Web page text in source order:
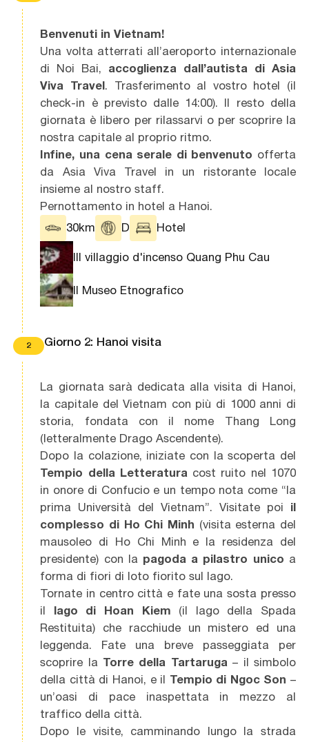
Benvenuti in Vietnam!
Una volta atterrati all’aeroporto internazionale
di Noi Bai, accoglienza dall’autista di Asia
Viva Travel. Trasferimento al vostro hotel (il
check-in è previsto dalle 14:00). Il resto della
giornata è libero per rilassarvi o per scoprire la
nostra capitale al proprio ritmo.
Infine, una cena serale di benvenuto offerta
da Asia Viva Travel in un ristorante locale
insieme al nostro staff.
Pernottamento in hotel a Hanoi.
30km
D Hotel
IIl villaggio d'incenso Quang Phu Cau
Il Museo Etnografico
2 Giorno 2: Hanoi visita
La giornata sarà dedicata alla visita di Hanoi,
la capitale del Vietnam con più di 1000 anni di
storia, fondata con il nome Thang Long
(letteralmente Drago Ascendente).
Dopo la colazione, iniziate con la scoperta del
Tempio della Letteratura cost ruito nel 1070
in onore di Confucio e un tempo nota come “la
prima Università del Vietnam”. Visitate poi il
complesso di Ho Chi Minh (visita esterna del
mausoleo di Ho Chi Minh e la residenza del
presidente) con la pagoda a pilastro unico a
forma di fiori di loto fiorito sul lago.
Tornate in centro città e fate una sosta presso
il lago di Hoan Kiem (il lago della Spada
Restituita) che racchiude un mistero ed una
leggenda. Fate una breve passeggiata per
scoprire la Torre della Tartaruga – il simbolo
della città di Hanoi, e il Tempio di Ngoc Son –
un’oasi di pace inaspettata in mezzo al
traffico della città.
Dopo le visite, camminando lungo la strada